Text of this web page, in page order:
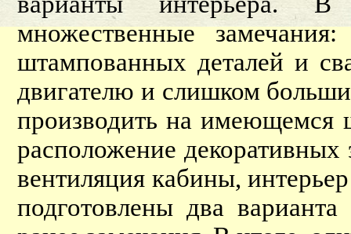
множественные замечания:
штампованных деталей и
двигателю и слишком
производить на имеющемся
расположение
вентиляция кабины,
подготовлены два